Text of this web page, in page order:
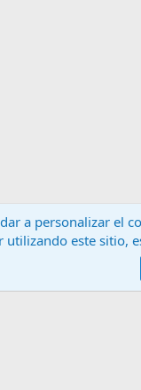
a personalizar el
utilizando este sitio,